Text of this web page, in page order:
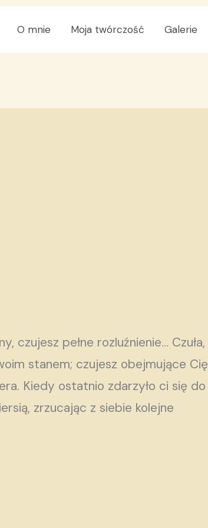
O mnie Moja twórczość Galerie
czujesz pełne rozluźnienie… Czuła,
stanem; czujesz obejmujące Cię
Kiedy ostatnio zdarzyło ci się do
zrzucając z siebie kolejne